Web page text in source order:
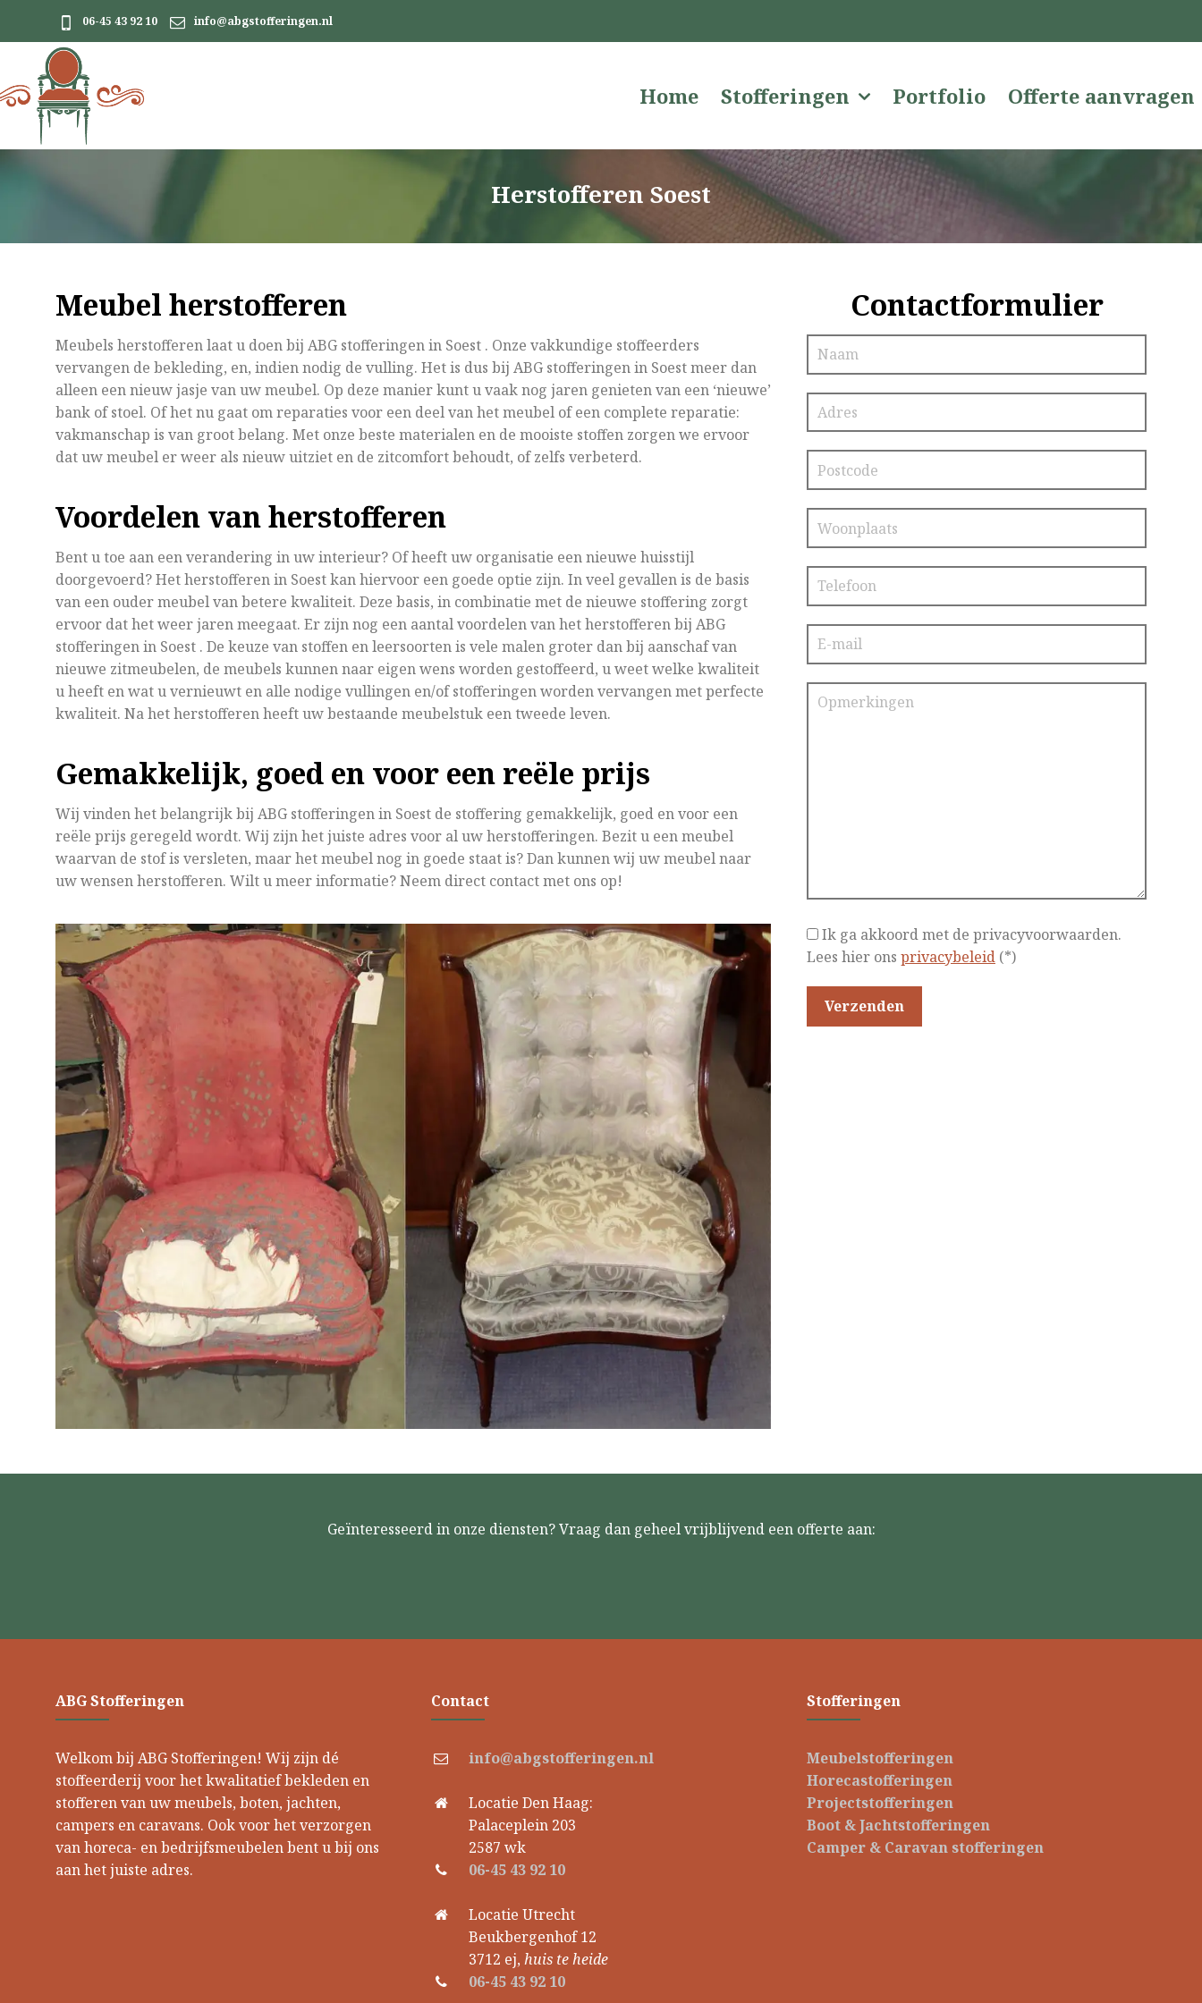
06-45 43 92 10 info@abgstofferingen.nl
Home Stofferingen Portfolio Offerte aanvragen
Herstofferen Soest
Meubel herstofferen
Meubels herstofferen laat u doen bij ABG stofferingen in Soest . Onze vakkundige stoffeerders
vervangen de bekleding, en, indien nodig de vulling. Het is dus bij ABG stofferingen in Soest meer dan
alleen een nieuw jasje van uw meubel. Op deze manier kunt u vaak nog jaren genieten van een ‘nieuwe’
bank of stoel. Of het nu gaat om reparaties voor een deel van het meubel of een complete reparatie:
vakmanschap is van groot belang. Met onze beste materialen en de mooiste stoffen zorgen we ervoor
dat uw meubel er weer als nieuw uitziet en de zitcomfort behoudt, of zelfs verbeterd.
Voordelen van herstofferen
Bent u toe aan een verandering in uw interieur? Of heeft uw organisatie een nieuwe huisstijl
doorgevoerd? Het herstofferen in Soest kan hiervoor een goede optie zijn. In veel gevallen is de basis
van een ouder meubel van betere kwaliteit. Deze basis, in combinatie met de nieuwe stoffering zorgt
ervoor dat het weer jaren meegaat. Er zijn nog een aantal voordelen van het herstofferen bij ABG
stofferingen in Soest . De keuze van stoffen en leersoorten is vele malen groter dan bij aanschaf van
nieuwe zitmeubelen, de meubels kunnen naar eigen wens worden gestoffeerd, u weet welke kwaliteit
u heeft en wat u vernieuwt en alle nodige vullingen en/of stofferingen worden vervangen met perfecte
kwaliteit. Na het herstofferen heeft uw bestaande meubelstuk een tweede leven.
Gemakkelijk, goed en voor een reële prijs
Wij vinden het belangrijk bij ABG stofferingen in Soest de stoffering gemakkelijk, goed en voor een
reële prijs geregeld wordt. Wij zijn het juiste adres voor al uw herstofferingen. Bezit u een meubel
waarvan de stof is versleten, maar het meubel nog in goede staat is? Dan kunnen wij uw meubel naar
uw wensen herstofferen. Wilt u meer informatie? Neem direct contact met ons op!
Contactformulier
Ik ga akkoord met de privacyvoorwaarden.
Lees hier ons privacybeleid (*)
Geïnteresseerd in onze diensten? Vraag dan geheel vrijblijvend een offerte aan:
ABG Stofferingen
Welkom bij ABG Stofferingen! Wij zijn dé
stoffeerderij voor het kwalitatief bekleden en
stofferen van uw meubels, boten, jachten,
campers en caravans. Ook voor het verzorgen
van horeca- en bedrijfsmeubelen bent u bij ons
aan het juiste adres.
Contact
info@abgstofferingen.nl
Locatie Den Haag:
Palaceplein 203
2587 wk
06-45 43 92 10
Locatie Utrecht
Beukbergenhof 12
3712 ej, huis te heide
06-45 43 92 10
Stofferingen
Meubelstofferingen
Horecastofferingen
Projectstofferingen
Boot & Jachtstofferingen
Camper & Caravan stofferingen